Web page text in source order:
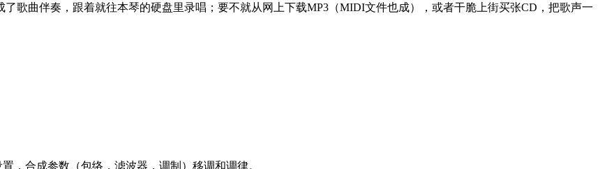
歌曲伴奏，跟着就往本琴的硬盘里录唱；要不就从网上下载MP3（MIDI文件也成），或者干脆上街买张CD，把歌声一
，合成参数（包络，滤波器，调制）移调和调律。